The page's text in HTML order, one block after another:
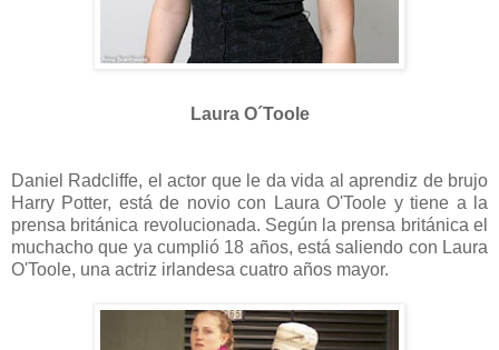
Laura O´Toole
Daniel Radcliffe, el actor que le da vida al aprendiz de brujo
Harry Potter, está de novio con Laura O'Toole y tiene a la
prensa británica revolucionada. Según la prensa británica el
muchacho que ya cumplió 18 años, está saliendo con Laura
O'Toole, una actriz irlandesa cuatro años mayor.